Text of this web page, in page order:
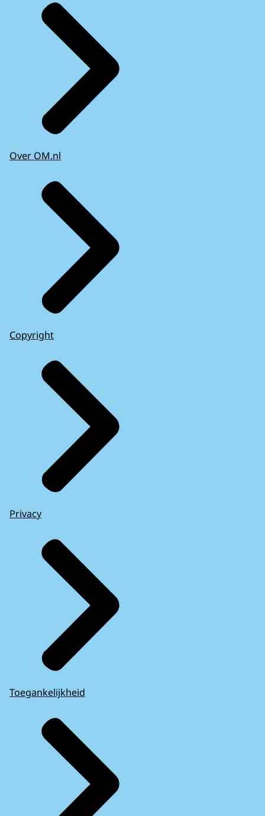
Over OM.nl
Copyright
Privacy
Toegankelijkheid